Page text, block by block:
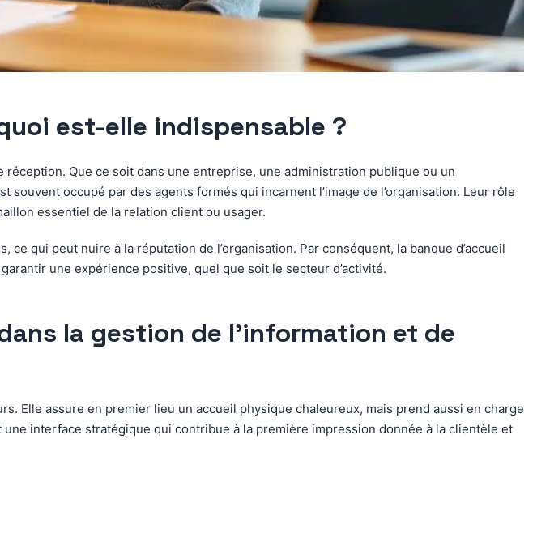
est-elle indispensable ?
réception. Que ce soit dans une entreprise, une administration publique ou un
occupé par des agents formés qui incarnent l’image de l’organisation. Leur rôle
essentiel de la relation client ou usager.
qui peut nuire à la réputation de l’organisation. Par conséquent, la banque d’accueil
une expérience positive, quel que soit le secteur d’activité.
la gestion de l’information et de
Elle assure en premier lieu un accueil physique chaleureux, mais prend aussi en charge
interface stratégique qui contribue à la première impression donnée à la clientèle et